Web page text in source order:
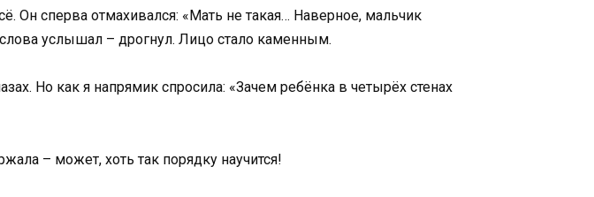
Он сперва отмахивался: «Мать не такая… Наверное, мальчик
услышал – дрогнул. Лицо стало каменным.
Но как я напрямик спросила: «Зачем ребёнка в четырёх стенах
– может, хоть так порядку научится!